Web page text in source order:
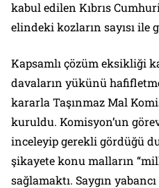
kabul edilen Kıbrıs
elindeki kozların sayısı ile
Kapsamlı çözüm eksikliği
davaların yükünü
kararla Taşınmaz Mal
kuruldu. Komisyon’un
inceleyip gerekli gördüğü
şikayete konu malların
sağlamaktı. Saygın